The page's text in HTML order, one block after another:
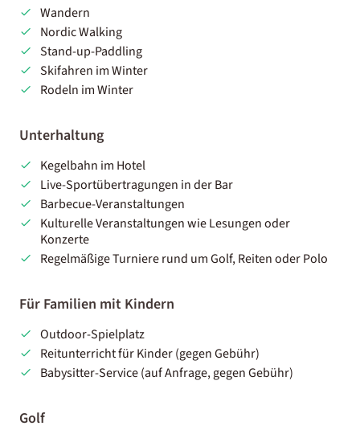
Wandern
Nordic Walking
Stand-up-Paddling
Skifahren im Winter
Rodeln im Winter
Unterhaltung
Kegelbahn im Hotel
Live-Sportübertragungen in der Bar
Barbecue-Veranstaltungen
Kulturelle Veranstaltungen wie Lesungen oder
Konzerte
Regelmäßige Turniere rund um Golf, Reiten oder Polo
Für Familien mit Kindern
Outdoor-Spielplatz
Reitunterricht für Kinder (gegen Gebühr)
Babysitter-Service (auf Anfrage, gegen Gebühr)
Golf